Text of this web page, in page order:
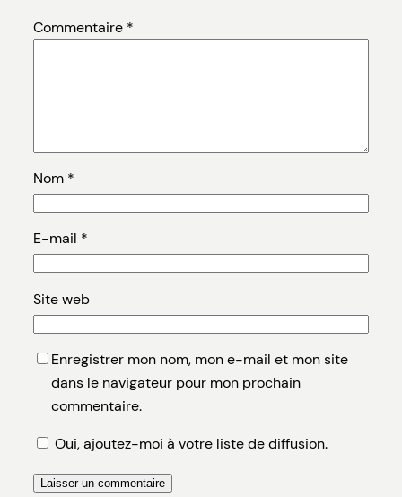
Commentaire *
Nom *
E-mail *
Site web
Enregistrer mon nom, mon e-mail et mon site
dans le navigateur pour mon prochain
commentaire.
Oui, ajoutez-moi à votre liste de diffusion.